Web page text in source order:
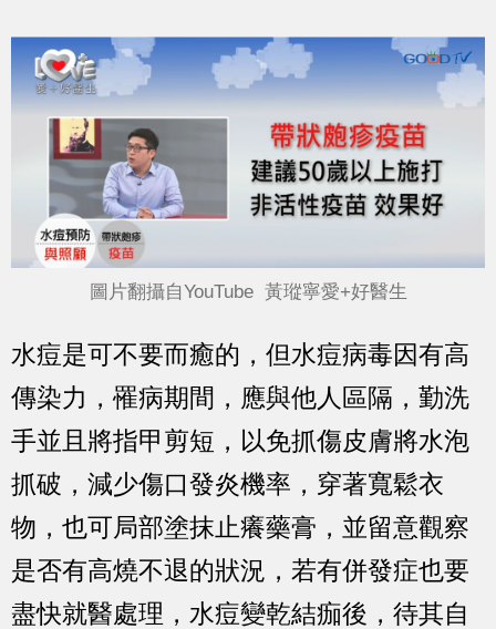
圖片翻攝自YouTube 黃瑽寧愛+好醫生
水痘是可不要而癒的，但水痘病毒因有高
傳染力，罹病期間，應與他人區隔，勤洗
手並且將指甲剪短，以免抓傷皮膚將水泡
抓破，減少傷口發炎機率，穿著寬鬆衣
物，也可局部塗抹止癢藥膏，並留意觀察
是否有高燒不退的狀況，若有併發症也要
盡快就醫處理，水痘變乾結痂後，待其自